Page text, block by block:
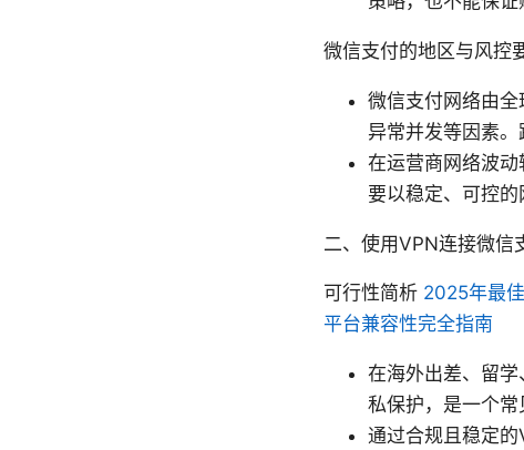
微信支付的地区与风控
微信支付网络由全
异常并发等因素。
在运营商网络波
要以稳定、可控的
二、使用VPN连接微信
可行性简析 2025年最
平台兼容性完全指南
在海外出差、留
私保护，是一个常
通过合规且稳定